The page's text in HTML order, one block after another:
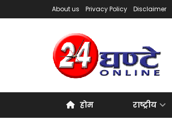
About us Privacy Policy Disclaimer
होम राष्ट्रीय